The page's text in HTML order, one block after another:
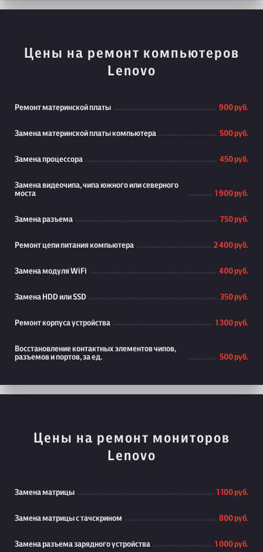
Цены на ремонт компьютеров
Lenovo
Ремонт материнской платы 900 руб.
Замена материнской платы компьютера 500 руб.
Замена процессора 450 руб.
Замена видеочипа, чипа южного или северного
моста
1 900 руб.
Замена разъема 750 руб.
Ремонт цепи питания компьютера 2 400 руб.
Замена модуля WiFi 400 руб.
Замена HDD или SSD 350 руб.
Ремонт корпуса устройства 1 300 руб.
Восстановление контактных элементов чипов,
разъемов и портов, за ед.
500 руб.
Цены на ремонт мониторов
Lenovo
Замена матрицы 1 100 руб.
Замена матрицы с тачскрином 800 руб.
Замена разъема зарядного устройства 1 000 руб.